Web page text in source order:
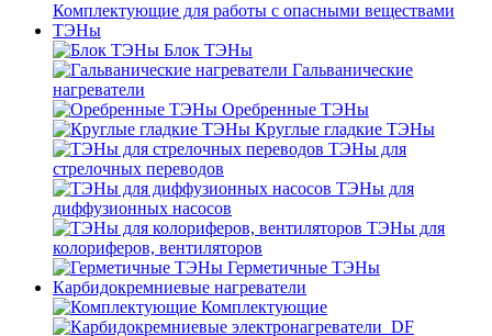
Комплектующие для работы с опасными веществами
ТЭНы
Блок ТЭНы
Гальванические
нагреватели
Оребренные ТЭНы
Круглые гладкие ТЭНы
ТЭНы для
стрелочных переводов
ТЭНы для
диффузионных насосов
ТЭНы для
колориферов, вентиляторов
Герметичные ТЭНы
Карбидокремниевые нагреватели
Комплектующие